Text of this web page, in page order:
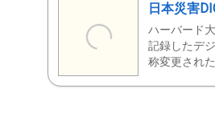
日本災害
ハーバード
記録したデ
称変更された